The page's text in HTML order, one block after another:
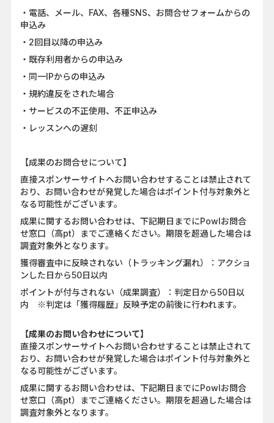
・電話、メール、FAX、各種SNS、お問合せフォームからの
申込み
・2回目以降の申込み
・既存利用者からの申込み
・同一IPからの申込み
・規約違反をされた場合
・サービスの不正使用、不正申込み
・レッスンへの遅刻
【成果のお問合せについて】
直接スポンサーサイトへお問い合わせすることは禁止されて
おり、お問い合わせが発覚した場合はポイント付与対象外と
なる可能性がございます。
成果に関するお問い合わせは、下記期日までにPowlお問合
せ窓口（高pt）までご連絡ください。期限を超過した場合は
調査対象外となります。
獲得審査中に反映されない（トラッキング漏れ）：アクショ
ンした日から50日以内
ポイントが付与されない（成果調査）：判定日から50日以
内 ※判定は「獲得履歴」反映予定の前後に行われます。
【成果のお問い合わせについて】
直接スポンサーサイトへお問い合わせすることは禁止されて
おり、お問い合わせが発覚した場合はポイント付与対象外と
なる可能性がございます。
成果に関するお問い合わせは、下記期日までにPowlお問合
せ窓口（高pt）までご連絡ください。期限を超過した場合は
調査対象外となります。